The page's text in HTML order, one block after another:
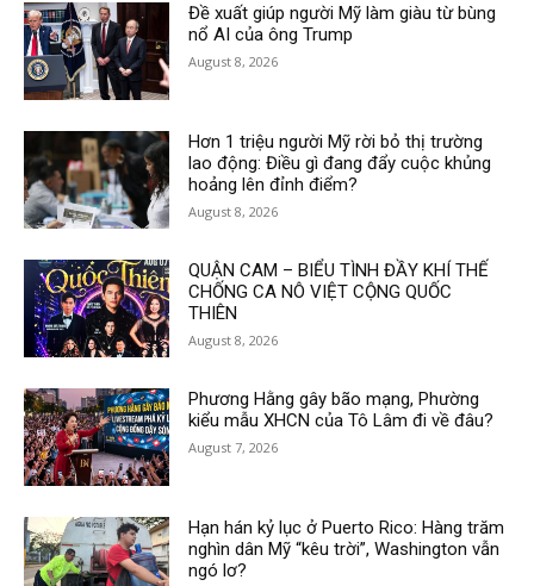
Đề xuất giúp người Mỹ làm giàu từ bùng
nổ AI của ông Trump
August 8, 2026
Hơn 1 triệu người Mỹ rời bỏ thị trường
lao động: Điều gì đang đẩy cuộc khủng
hoảng lên đỉnh điểm?
August 8, 2026
QUẬN CAM – BIỂU TÌNH ĐẦY KHÍ THẾ
CHỐNG CA NÔ VIỆT CỘNG QUỐC
THIÊN
August 8, 2026
Phương Hằng gây bão mạng, Phường
kiểu mẫu XHCN của Tô Lâm đi về đâu?
August 7, 2026
Hạn hán kỷ lục ở Puerto Rico: Hàng trăm
nghìn dân Mỹ “kêu trời”, Washington vẫn
ngó lơ?